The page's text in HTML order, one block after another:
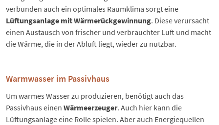
verbunden auch ein optimales Raumklima sorgt eine
Lüftungsanlage mit Wärmerückgewinnung. Diese verursacht
einen Austausch von frischer und verbrauchter Luft und macht
die Wärme, die in der Abluft liegt, wieder zu nutzbar.
Warmwasser im Passivhaus
Um warmes Wasser zu produzieren, benötigt auch das
Passivhaus einen Wärmeerzeuger. Auch hier kann die
Lüftungsanlage eine Rolle spielen. Aber auch Energiequellen